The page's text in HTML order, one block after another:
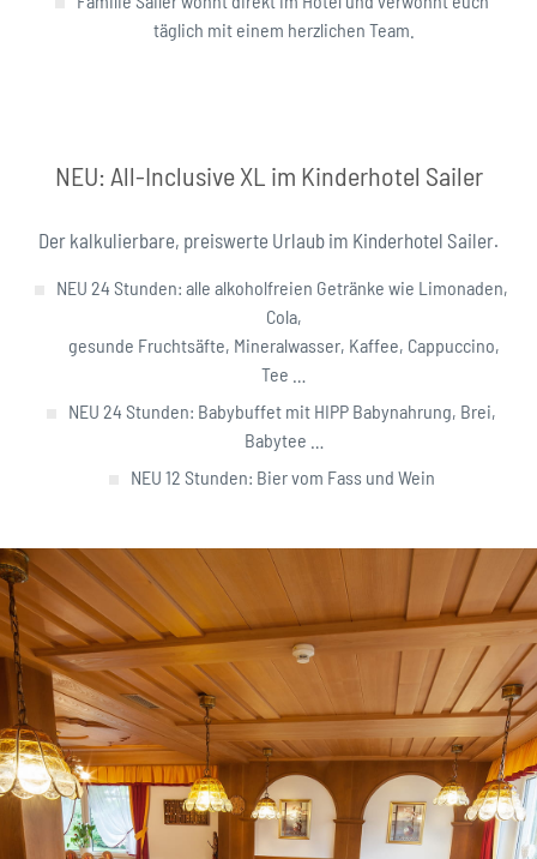
täglich mit einem herzlichen Team.
NEU: All-Inclusive XL im Kinderhotel Sailer
Der kalkulierbare, preiswerte Urlaub im Kinderhotel Sailer.
NEU 24 Stunden: alle alkoholfreien Getränke wie Limonaden,
Cola,
gesunde Fruchtsäfte, Mineralwasser, Kaffee, Cappuccino,
Tee …
NEU 24 Stunden: Babybuffet mit HIPP Babynahrung, Brei,
Babytee …
NEU 12 Stunden: Bier vom Fass und Wein